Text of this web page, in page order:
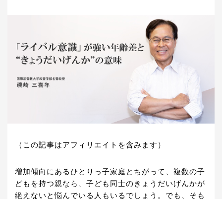
（この記事はアフィリエイトを含みます）
増加傾向にあるひとりっ子家庭とちがって、複数の子
どもを持つ親なら、子ども同士のきょうだいげんかが
絶えないと悩んでいる人もいるでしょう。でも、そも